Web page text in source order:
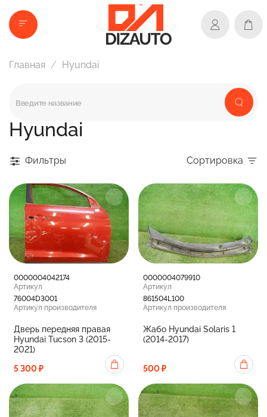
Главная Hyundai
Hyundai
Фильтры Сортировка
0000004042174
Артикул
76004D3001
Артикул производителя
Дверь передняя правая
Hyundai Tucson 3 (2015-
2021)
5 300 ₽
0000004079910
Артикул
861504L100
Артикул производителя
Жабо Hyundai Solaris 1
(2014-2017)
500 ₽